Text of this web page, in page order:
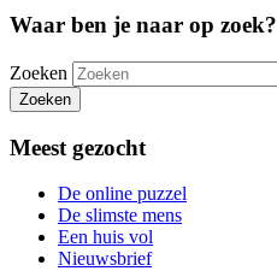
Waar ben je naar op zoek?
Zoeken
Zoeken
Meest gezocht
De online puzzel
De slimste mens
Een huis vol
Nieuwsbrief